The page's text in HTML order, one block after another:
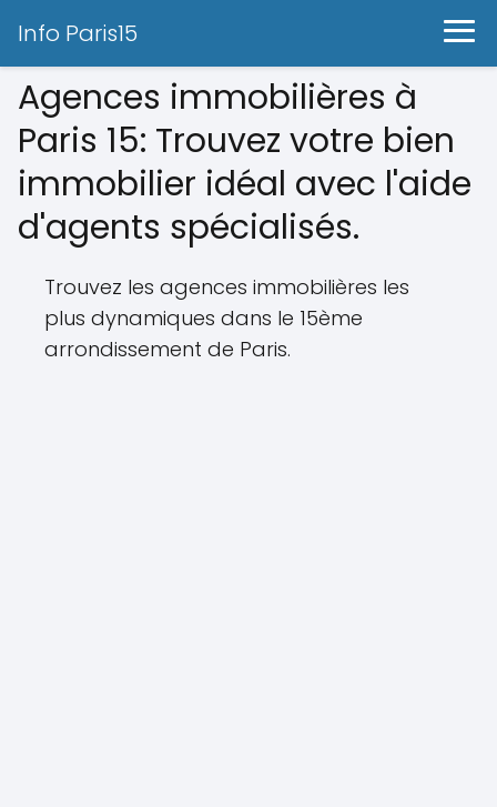
Info Paris15
Agences immobilières à
Paris 15: Trouvez votre bien
immobilier idéal avec l'aide
d'agents spécialisés.
Trouvez les agences immobilières les
plus dynamiques dans le 15ème
arrondissement de Paris.